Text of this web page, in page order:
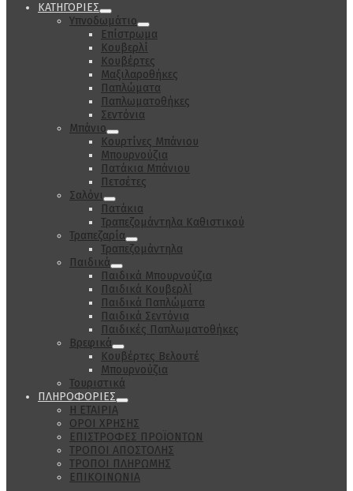
ΚΑΤΗΓΟΡΙΕΣ
Υπνοδωμάτιο
Επίστρωμα
Κουβερλί
Κουβέρτες
Μαξιλαροθήκες
Παπλώματα
Παπλωματοθήκες
Σεντόνια
Μπάνιο
Κουρτίνες Μπάνιου
Μπουρνούζια
Πατάκια Μπάνιου
Πετσέτες
Σαλόνι
Πατάκια
Τραπεζομάντηλα Καθιστικού
Τραπεζαρία
Τραπεζομάντηλα
Παιδικά
Παιδικά Μπουρνούζια
Παιδικά Κουβερλί
Παιδικά Παπλώματα
Παιδικά Σεντόνια
Παιδικές Παπλωματοθήκες
Βρεφικά
Κουβέρτες Βελουτέ
Μπουρνούζια
Τουριστικά
ΠΛΗΡΟΦΟΡΙΕΣ
Η ΕΤΑΙΡΙΑ
ΟΡΟΙ ΧΡΗΣΗΣ
ΕΠΙΣΤΡΟΦΕΣ ΠΡΟΪΟΝΤΩΝ
ΤΡΟΠΟΙ ΑΠΟΣΤΟΛΗΣ
ΤΡΟΠΟΙ ΠΛΗΡΩΜΗΣ
ΕΠΙΚΟΙΝΩΝΙΑ